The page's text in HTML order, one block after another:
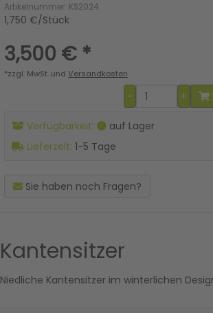
Artikelnummer: KS2024
1,750 €/Stück
3,500 € *
*zzgl. MwSt. und Versandkosten
- +
Verfügbarkeit:
auf Lager
Lieferzeit: 1-5 Tage
Sie haben noch Fragen?
Kantensitzer
Niedliche Kantensitzer im winterlichen